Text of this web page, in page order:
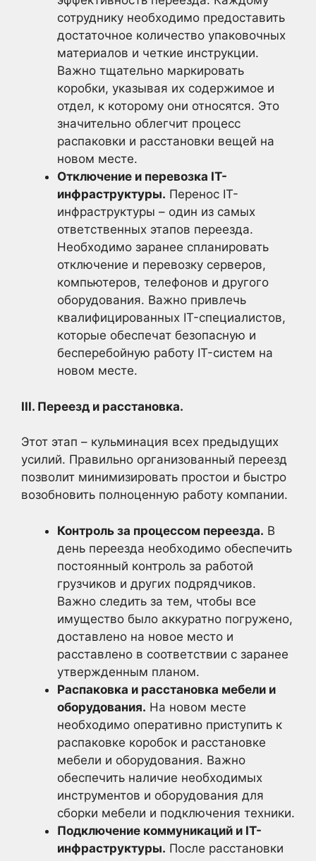
сотруднику необходимо предоставить
достаточное количество упаковочных
материалов и четкие инструкции.
Важно тщательно маркировать
коробки, указывая их содержимое и
отдел, к которому они относятся. Это
значительно облегчит процесс
распаковки и расстановки вещей на
новом месте.
Отключение и перевозка IT-
инфраструктуры. Перенос IT-
инфраструктуры – один из самых
ответственных этапов переезда.
Необходимо заранее спланировать
отключение и перевозку серверов,
компьютеров, телефонов и другого
оборудования. Важно привлечь
квалифицированных IT-специалистов,
которые обеспечат безопасную и
бесперебойную работу IT-систем на
новом месте.
III. Переезд и расстановка.
Этот этап – кульминация всех предыдущих
усилий. Правильно организованный переезд
позволит минимизировать простои и быстро
возобновить полноценную работу компании.
Контроль за процессом переезда. В
день переезда необходимо обеспечить
постоянный контроль за работой
грузчиков и других подрядчиков.
Важно следить за тем, чтобы все
имущество было аккуратно погружено,
доставлено на новое место и
расставлено в соответствии с заранее
утвержденным планом.
Распаковка и расстановка мебели и
оборудования. На новом месте
необходимо оперативно приступить к
распаковке коробок и расстановке
мебели и оборудования. Важно
обеспечить наличие необходимых
инструментов и оборудования для
сборки мебели и подключения техники.
Подключение коммуникаций и IT-
инфраструктуры. После расстановки